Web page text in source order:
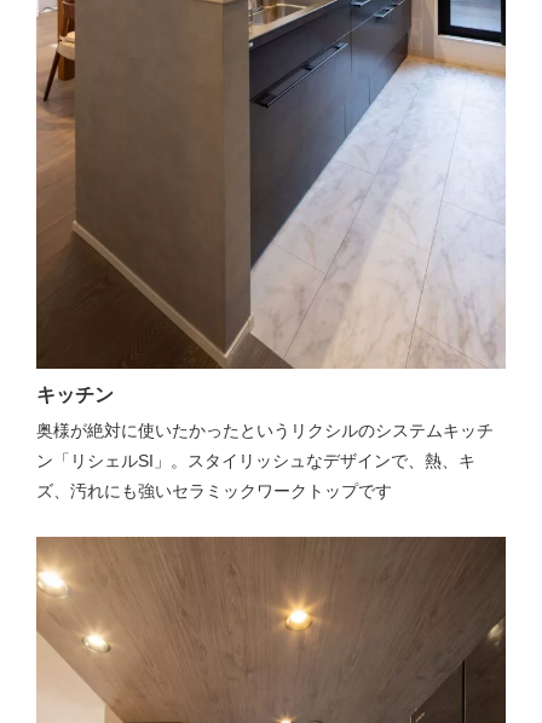
キッチン
奥様が絶対に使いたかったというリクシルのシステムキッチ
ン「リシェルSI」。スタイリッシュなデザインで、熱、キ
ズ、汚れにも強いセラミックワークトップです